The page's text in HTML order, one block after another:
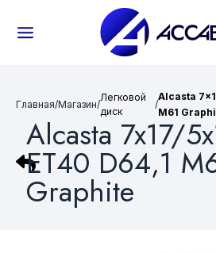
Главная/Магазин/
Легковой
диск
/
Alcasta
M61
Alcasta 7x17/
ET40 D64,1
Graphite